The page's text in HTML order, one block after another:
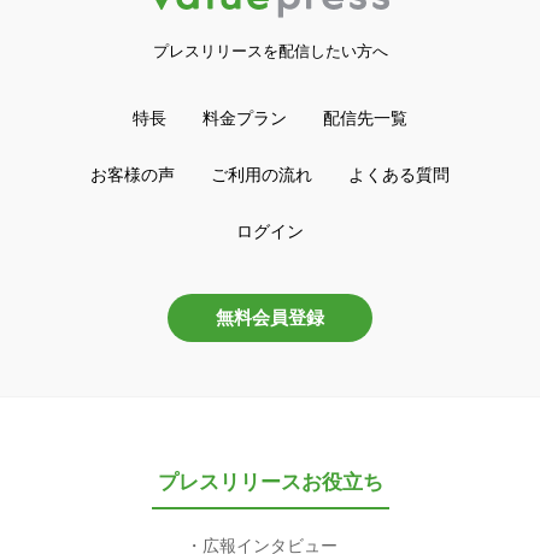
プレスリリースを配信したい方へ
特長 料金プラン 配信先一覧
お客様の声 ご利用の流れ よくある質問
ログイン
無料会員登録
プレスリリースお役立ち
広報インタビュー